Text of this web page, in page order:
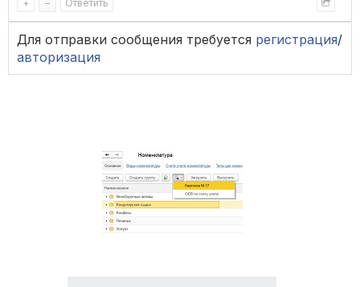
+ – Ответить
Для отправки сообщения требуется регистрация/
авторизация